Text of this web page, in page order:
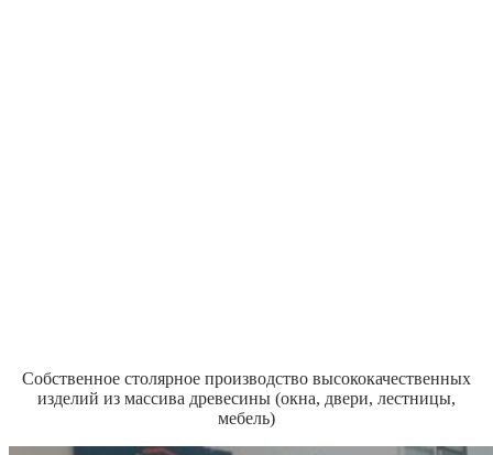
Собственное столярное производство высококачественных
изделий из массива древесины (окна, двери, лестницы,
мебель)